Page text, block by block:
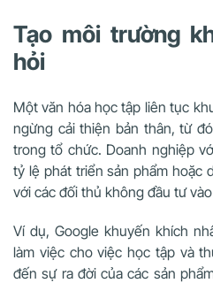
Tạo môi trường
hỏi
Một văn hóa học tập liên tục
ngừng cải thiện bản thân, từ
trong tổ chức. Doanh nghiệp
tỷ lệ phát triển sản phẩm hoặc
với các đối thủ không đầu tư
Ví dụ, Google khuyến khích
làm việc cho việc học tập và
đến sự ra đời của các sản